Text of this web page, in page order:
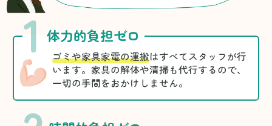
1 体力的負担ゼロ
ゴミや家具家電の運搬はすべてスタッフが行
います。家具の解体や清掃も代行するので、
一切の手間をおかけしません。